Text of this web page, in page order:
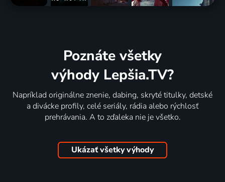
Poznáte všetky
výhody Lepšia.TV?
Napríklad originálne znenie, dabing, skryté titulky, detské
a divácke profily, celé seriály, rádia alebo rýchlosť
prehrávania. A to zďaleka nie je všetko.
Ukázať všetky výhody